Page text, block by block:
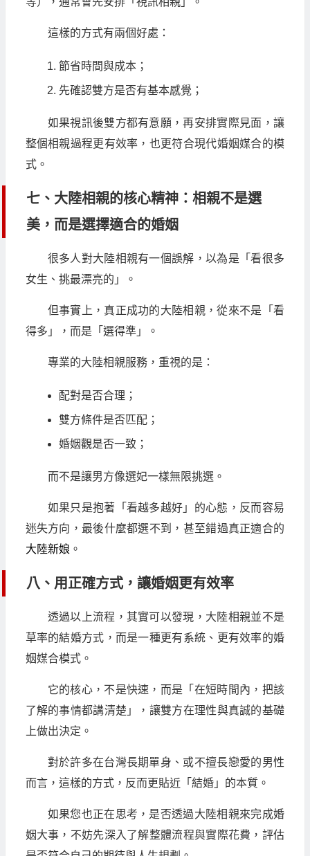
這樣的方式有兩個好處：
節省時間與成本；
先確認雙方是否有基本感覺；
如果視訊後雙方都有意願，再安排實際見面，讓
整個相親過程更有效率，也更符合現代婚姻媒合的模
式。
七、大陸相親的核心精神：相親不是選
美，而是選擇適合的婚姻
很多人對大陸相親有一個誤解，以為是「看很多
女生、挑最漂亮的」。
但事實上，真正成功的大陸相親，從來不是「看
得多」，而是「選得準」。
專業的大陸相親服務，重視的是：
配對是否合理；
雙方條件是否匹配；
婚姻觀是否一致；
而不是讓男方像選妃一樣無限挑選。
如果只是抱著「看越多越好」的心態，反而容易
迷失方向，最後什麼都選不到，甚至錯過真正適合的
大陸新娘 。
八、用正確方式，讓婚姻更有效率
透過以上流程，其實可以發現，大陸相親並不是
草率的結婚方式，而是一種更有系統、更有效率的婚
姻媒合模式。
它的核心，不是快速，而是「在短時間內，把該
了解的事情都講清楚」，讓雙方在理性與真誠的基礎
上做出決定。
對於許多在台灣長期單身、或不擅長戀愛的男性
而言，這樣的方式，反而更貼近「結婚」的本質。
如果您也正在思考，是否透過大陸相親來完成婚
姻大事，不妨先深入了解整體流程與實際花費，評估